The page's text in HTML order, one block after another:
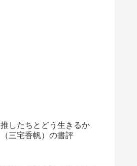
推したちとどう生きるか
（三宅香帆）の書評